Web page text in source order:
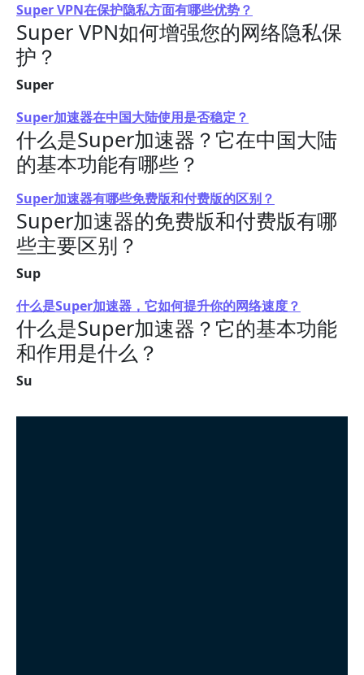
Super VPN在保护隐私方面有哪些优势？
Super VPN如何增强您的网络隐私保
护？
Super
Super加速器在中国大陆使用是否稳定？
什么是Super加速器？它在中国大陆
的基本功能有哪些？
Super加速器有哪些免费版和付费版的区别？
Super加速器的免费版和付费版有哪
些主要区别？
Sup
什么是Super加速器，它如何提升你的网络速度？
什么是Super加速器？它的基本功能
和作用是什么？
Su